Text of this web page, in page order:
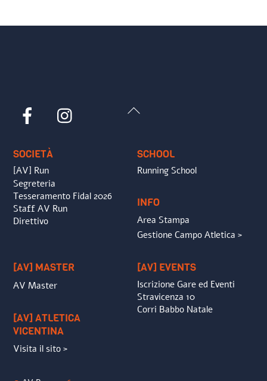
Back
Facebook
SOCIETÀ
[AV] Run
Segreteria
Tesseramento Fidal 2026
Staff AV Run
Direttivo
SCHOOL
Running School
INFO
Area Stampa
Gestione Campo Atletica >
[AV] MASTER
AV Master
[AV] ATLETICA
VICENTINA
Visita il sito >
[AV] EVENTS
Iscrizione Gare ed Eventi
Stravicenza 10
Corri Babbo Natale